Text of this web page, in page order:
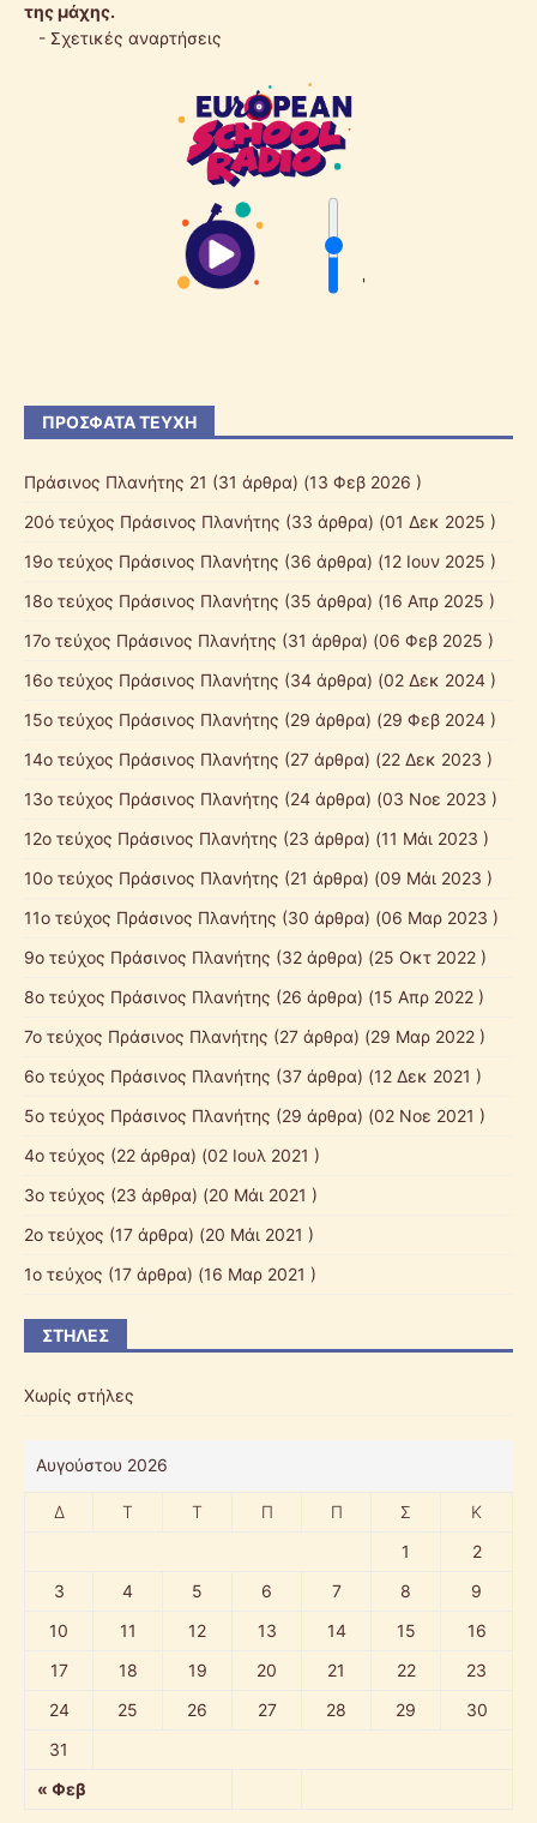
της μάχης.
- Σχετικές αναρτήσεις
'
ΠΡΌΣΦΑΤΑ ΤΕΎΧΗ
Πράσινος Πλανήτης 21 (31 άρθρα) (13 Φεβ 2026 )
20ό τεύχος Πράσινος Πλανήτης (33 άρθρα) (01 Δεκ 2025 )
19ο τεύχος Πράσινος Πλανήτης (36 άρθρα) (12 Ιουν 2025 )
18ο τεύχος Πράσινος Πλανήτης (35 άρθρα) (16 Απρ 2025 )
17ο τεύχος Πράσινος Πλανήτης (31 άρθρα) (06 Φεβ 2025 )
16ο τεύχος Πράσινος Πλανήτης (34 άρθρα) (02 Δεκ 2024 )
15ο τεύχος Πράσινος Πλανήτης (29 άρθρα) (29 Φεβ 2024 )
14ο τεύχος Πράσινος Πλανήτης (27 άρθρα) (22 Δεκ 2023 )
13ο τεύχος Πράσινος Πλανήτης (24 άρθρα) (03 Νοε 2023 )
12ο τεύχος Πράσινος Πλανήτης (23 άρθρα) (11 Μάι 2023 )
10ο τεύχος Πράσινος Πλανήτης (21 άρθρα) (09 Μάι 2023 )
11ο τεύχος Πράσινος Πλανήτης (30 άρθρα) (06 Μαρ 2023 )
9ο τεύχος Πράσινος Πλανήτης (32 άρθρα) (25 Οκτ 2022 )
8ο τεύχος Πράσινος Πλανήτης (26 άρθρα) (15 Απρ 2022 )
7ο τεύχος Πράσινος Πλανήτης (27 άρθρα) (29 Μαρ 2022 )
6ο τεύχος Πράσινος Πλανήτης (37 άρθρα) (12 Δεκ 2021 )
5ο τεύχος Πράσινος Πλανήτης (29 άρθρα) (02 Νοε 2021 )
4ο τεύχος (22 άρθρα) (02 Ιουλ 2021 )
3ο τεύχος (23 άρθρα) (20 Μάι 2021 )
2ο τεύχος (17 άρθρα) (20 Μάι 2021 )
1ο τεύχος (17 άρθρα) (16 Μαρ 2021 )
ΣΤΉΛΕΣ
Χωρίς στήλες
Αυγούστου 2026
Δ Τ Τ Π Π Σ Κ
« Φεβ
1
2
3
4 5 6 7 8
9
10
11 12 13 14 15
16
17
18 19 20 21 22
23
24
25 26 27 28 29
30
31